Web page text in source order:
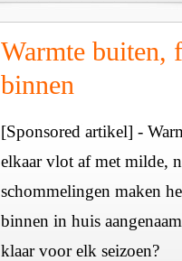
Warmte buiten,
binnen
[Sponsored artikel] -
elkaar vlot af met milde,
schommelingen maken
binnen in huis
klaar voor elk seizoen?